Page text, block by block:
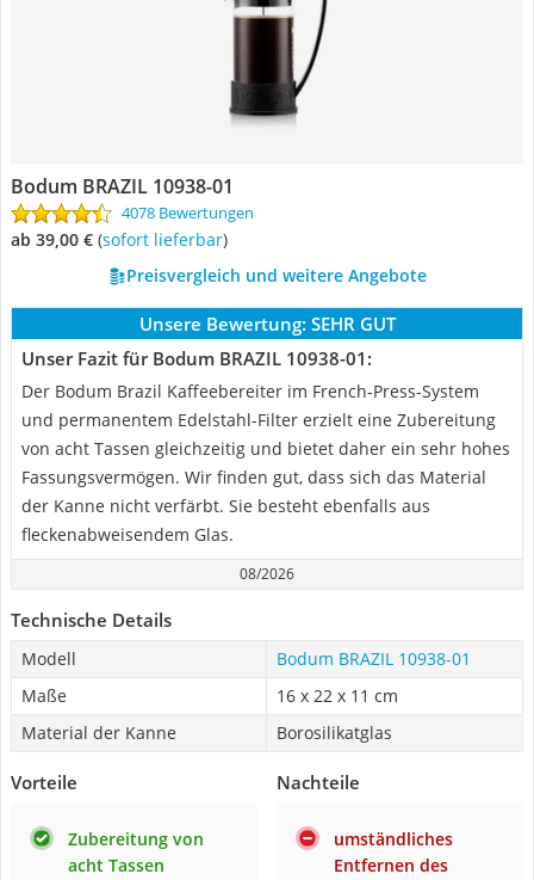
Bodum BRAZIL 10938-01
4078 Bewertungen
ab 39,00 € ( Sofort lieferbar)
Preisvergleich und weitere Angebote
Unsere Bewertung: SEHR GUT
Unser Fazit für Bodum BRAZIL 10938-01:
Der Bodum Brazil Kaffeebereiter im French-Press-System
und permanentem Edelstahl-Filter erzielt eine Zubereitung
von acht Tassen gleichzeitig und bietet daher ein sehr hohes
Fassungsvermögen. Wir finden gut, dass sich das Material
der Kanne nicht verfärbt. Sie besteht ebenfalls aus
fleckenabweisendem Glas.
08/2026
Technische Details
Modell
Bodum BRAZIL 10938-01
Maße
16 x 22 x 11 cm
Material der Kanne
Borosilikatglas
Vorteile
Zubereitung von
acht Tassen
Nachteile
umständliches
Entfernen des